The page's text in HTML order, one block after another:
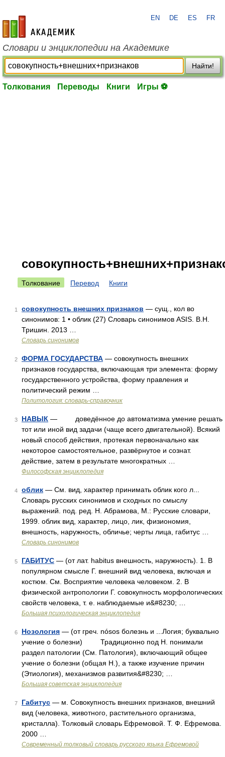
academic.ru
EN DE ES FR
Словари и энциклопедии на Академике
Найти!
Толкования Переводы Книги Игры ⚽
Толкование Перевод Книги
1 совокупность внешних признаков — сущ., кол во
синонимов: 1 • облик (27) Словарь синонимов ASIS. В.Н.
Тришин. 2013 …
Словарь синонимов
2 ФОРМА ГОСУДАРСТВА — совокупность внешних
признаков государства, включающая три элемента: форму
государственного устройства, форму правления и
политический режим …
Политология: словарь-справочник
3 НАВЫК — доведённое до автоматизма умение решать
тот или иной вид задачи (чаще всего двигательной). Всякий
новый способ действия, протекая первоначально как
некоторое самостоятельное, развёрнутое и сознат.
действие, затем в результате многократных …
Философская энциклопедия
4 облик — См. вид, характер принимать облик кого л...
Словарь русских синонимов и сходных по смыслу
выражений. под. ред. Н. Абрамова, М.: Русские словари,
1999. облик вид, характер, лицо, лик, физиономия,
внешность, наружность, обличье; черты лица, габитус …
Словарь синонимов
5 ГАБИТУС — (от лат. habitus внешность, наружность). 1. В
популярном смысле Г. внешний вид человека, включая и
костюм. См. Восприятие человека человеком. 2. В
физической антропологии Г. совокупность морфологических
свойств человека, т. е. наблюдаемые и&#8230; …
Большая психологическая энциклопедия
6 Нозология — (от греч. nósos болезнь и ...Логия; буквально
учение о болезни) Традиционно под Н. понимали
раздел патологии (См. Патология), включающий общее
учение о болезни (общая Н.), а также изучение причин
(Этиология), механизмов развития&#8230; …
Большая советская энциклопедия
7 Габитус — м. Совокупность внешних признаков, внешний
вид (человека, животного, растительного организма,
кристалла). Толковый словарь Ефремовой. Т. Ф. Ефремова.
2000 …
Современный толковый словарь русского языка Ефремовой